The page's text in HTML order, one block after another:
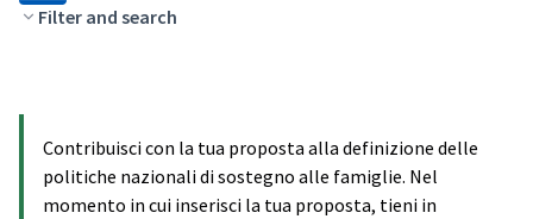
Filter and search
Contribuisci con la tua proposta alla definizione delle
politiche nazionali di sostegno alle famiglie. Nel
momento in cui inserisci la tua proposta, tieni in